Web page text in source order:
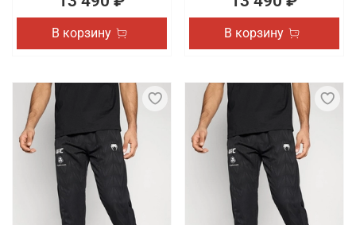
В корзину В корзину